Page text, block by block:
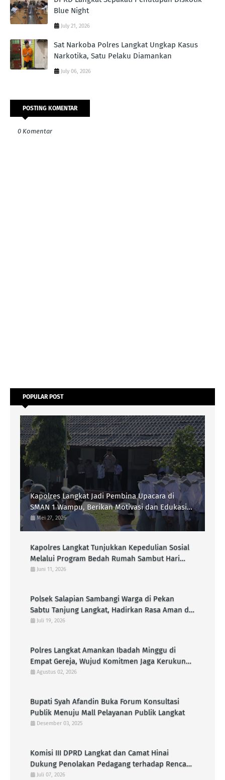
Blue Night
July 21, 2026
Sat Narkoba Polres Langkat Ungkap Kasus
Narkotika, Satu Pelaku Diamankan
July 06, 2026
POSTING KOMENTAR
0 Komentar
POPULAR POST
Kapolres Langkat Jadi Pembina Upacara di
SMAN 1 Wampu, Berikan Motivasi dan Edukasi
Kamtibmas kepada Pelajar
Mei 27, 2026
Kapolres Langkat Tunjukkan Kepedulian Sosial
Melalui Program Bedah Rumah Sambut Hari
Bhayangkara Ke-80
Juni 11, 2026
Polsek Salapian Sambangi Warga di Pekan
Sabtu Tanjung Langkat, Hadirkan Rasa Aman di
Tengah Aktivitas Masyarakat
Juli 19, 2026
Polres Langkat Amankan Ibadah Minggu di
Empat Gereja, Wujud Komitmen Jaga Kerukunan
Umat Beragama
Agustus 02, 2026
Bupati Syah Afandin Buka Forum Konsultasi
Publik Menuju Mall Pelayanan Publik Langkat
Desember 03, 2025
Komisi III DPRD Langkat dan Camat Hinai
Dukung Penolakan Pedagang terhadap Rencana
Pembangunan KDMP di Pasar Senin
Juli 07, 2026